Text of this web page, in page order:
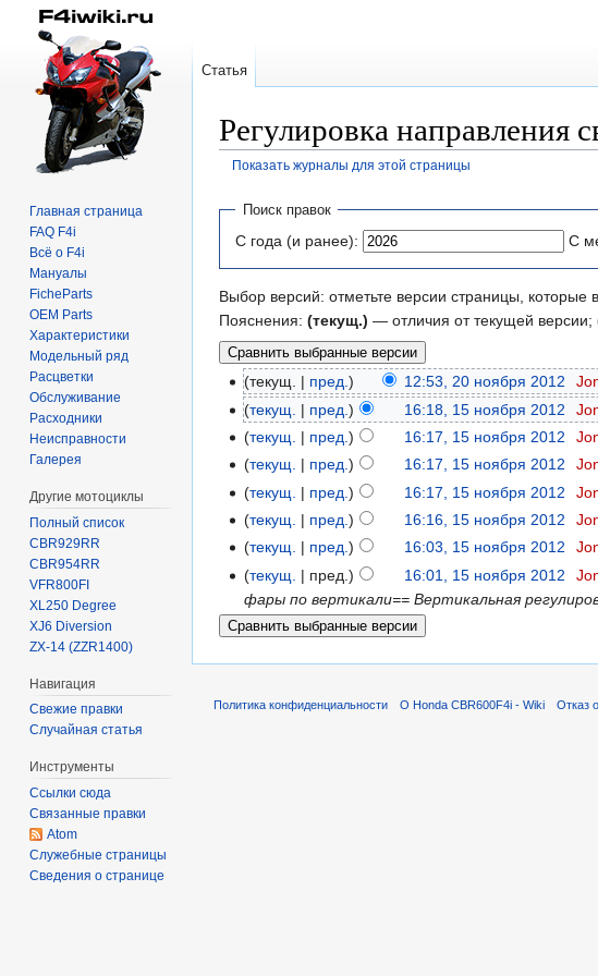
Регулировка направления
Показать журналы для этой страницы
Перейти
навигации
Перейти
поиску
Поиск правок
С года (и ранее): С
Выбор версий: отметьте версии страницы, которые
Пояснения: (текущ.) — отличия от текущей версии;
текущ. пред. 12:53, 20 ноября 2012
текущ.
пред. 16:18, 15 ноября 2012
текущ.
пред. 16:17, 15 ноября 2012
текущ.
пред. 16:17, 15 ноября 2012
текущ.
пред. 16:17, 15 ноября 2012
текущ.
пред. 16:16, 15 ноября 2012
текущ.
пред. 16:03, 15 ноября 2012
текущ.
пред. 16:01, 15 ноября 2012
фары по вертикали== Вертикальная
Статья
Главная страница
FAQ F4i
Всё о F4i
Мануалы
FicheParts
OEM Parts
Характеристики
Модельный ряд
Расцветки
Обслуживание
Расходники
Неисправности
Галерея
Другие мотоциклы
Полный список
CBR929RR
CBR954RR
VFR800FI
XL250 Degree
XJ6 Diversion
ZX-14 (ZZR1400)
Навигация
Свежие правки
Случайная статья
Инструменты
Ссылки сюда
Связанные правки
Atom
Служебные страницы
Сведения о странице
Политика конфиденциальности О Honda CBR600F4i - Wiki Отказ